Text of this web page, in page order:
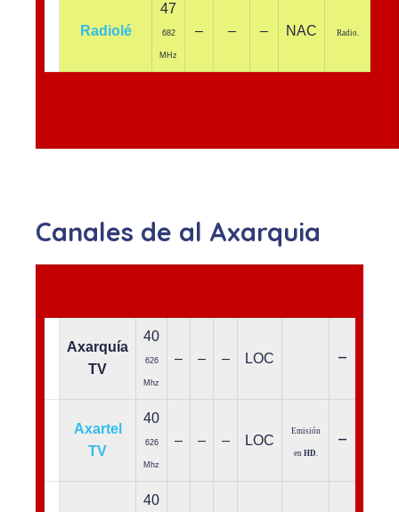
Radiolé
47
682
MHz
– – – NAC Radio.
Canales de al Axarquia
Axarquía
TV
40
626
Mhz
– – – LOC –
Axartel
TV
40
626
Mhz
– – – LOC
Emisión
en HD
–
40